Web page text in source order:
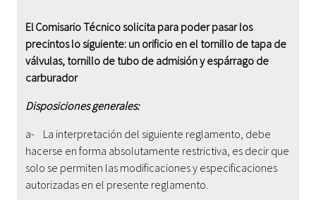
El Comisario Técnico solicita para poder pasar los
precintos lo siguiente: un orificio en el tornillo de tapa de
válvulas, tornillo de tubo de admisión y espárrago de
carburador
Disposiciones generales:
a- La interpretación del siguiente reglamento, debe
hacerse en forma absolutamente restrictiva, es decir que
solo se permiten las modificaciones y especificaciones
autorizadas en el presente reglamento.